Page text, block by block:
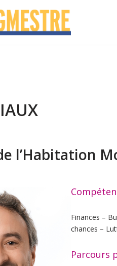
l’Habitation
Finances –
chances –
Parcours